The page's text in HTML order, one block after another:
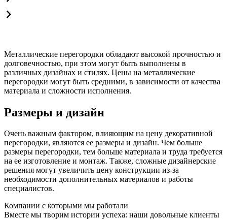
Металлические перегородки обладают высокой прочностью и
долговечностью, при этом могут быть выполнены в
различных дизайнах и стилях. Цены на металлические
перегородки могут быть средними, в зависимости от качества
материала и сложности исполнения.
Размеры и дизайн
Очень важным фактором, влияющим на цену декоративной
перегородки, являются ее размеры и дизайн. Чем больше
размеры перегородки, тем больше материала и труда требуется
на ее изготовление и монтаж. Также, сложные дизайнерские
решения могут увеличить цену конструкции из-за
необходимости дополнительных материалов и работы
специалистов.
Компании с которыми мы работали
Вместе мы творим истории успеха: наши довольные клиенты